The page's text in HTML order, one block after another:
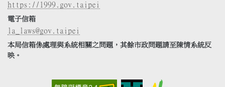
https://1999.gov.taipei
電子信箱
la_laws@gov.taipei
本局信箱係處理與系統相關之問題，其餘市政問題請至陳情系統反
映。